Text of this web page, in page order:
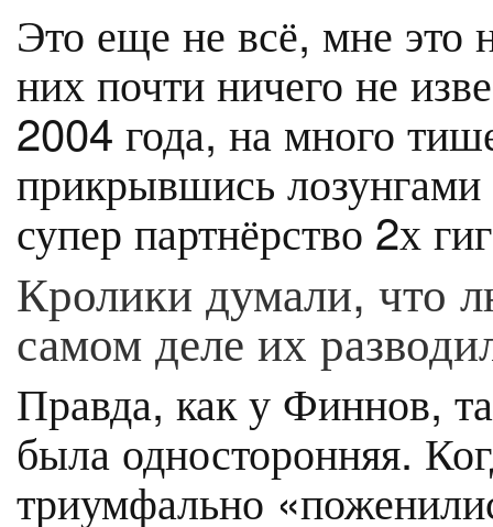
Это еще не всё, мне
них почти ничего не
2004 года, на много
прикрывшись лозунгами
супер партнёрство 2х
Кролики думали, что
самом деле их
Правда, как у Финнов,
была односторонняя.
триумфально